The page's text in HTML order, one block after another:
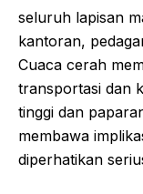
seluruh lapisan
kantoran,
Cuaca cerah
transportasi dan
tinggi dan
membawa
diperhatikan